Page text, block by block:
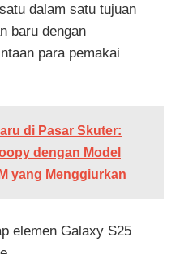
dalam satu tujuan
baru dengan
para pemakai
di Pasar Skuter:
dengan Model
yang Menggiurkan
elemen Galaxy S25